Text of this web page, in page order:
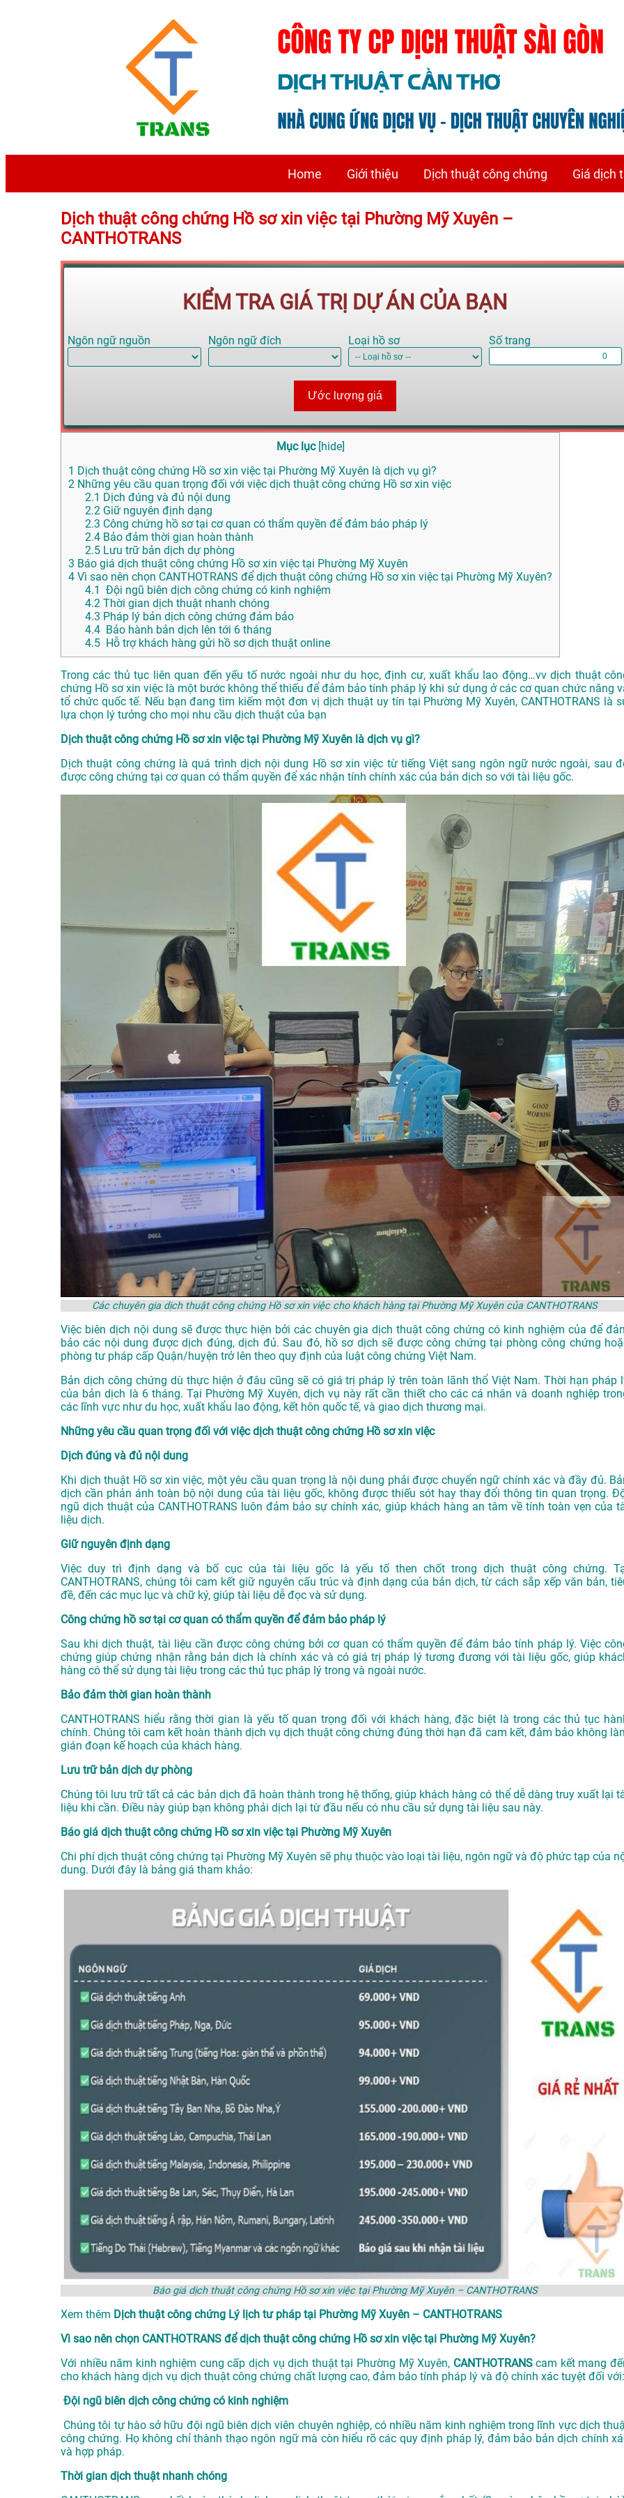
Home Giới thiệu Dịch thuật công chứng Giá dịch
Dịch thuật công chứng Hồ sơ xin việc tại Phường Mỹ Xuyên –
CANTHOTRANS
KIỂM TRA GIÁ TRỊ DỰ ÁN CỦA BẠN
Ngôn ngữ nguồn Ngôn ngữ đích Loại hồ sơ Số trang
Ước lượng giá
Mục lục [hide]
1 Dịch thuật công chứng Hồ sơ xin việc tại Phường Mỹ Xuyên là dịch vụ gì?
2 Những yêu cầu quan trọng đối với việc dịch thuật công chứng Hồ sơ xin việc
2.1 Dịch đúng và đủ nội dung
2.2 Giữ nguyên định dạng
2.3 Công chứng hồ sơ tại cơ quan có thẩm quyền để đảm bảo pháp lý
2.4 Bảo đảm thời gian hoàn thành
2.5 Lưu trữ bản dịch dự phòng
3 Báo giá dịch thuật công chứng Hồ sơ xin việc tại Phường Mỹ Xuyên
4 Vì sao nên chọn CANTHOTRANS để dịch thuật công chứng Hồ sơ xin việc tại Phường Mỹ Xuyên?
4.1
Đội ngũ biên dịch công chứng có kinh nghiệm
4.2 Thời gian dịch thuật nhanh chóng
4.3 Pháp lý bản dịch công chứng đảm bảo
4.4 Bảo hành bản dịch lên tới 6 tháng
4.5 Hỗ trợ khách hàng gửi hồ sơ dịch thuật online
Trong các thủ tục liên quan đến yếu tố nước ngoài như du học, định cư, xuất khẩu lao động…vv dịch thuật
chứng Hồ sơ xin việc là một bước không thể thiếu để đảm bảo tính pháp lý khi sử dụng ở các cơ quan chức năng
tổ chức quốc tế. Nếu bạn đang tìm kiếm một đơn vị dịch thuật uy tín tại Phường Mỹ Xuyên, CANTHOTRANS là
lựa chọn lý tưởng cho mọi nhu cầu dịch thuật của bạn
Dịch thuật công chứng Hồ sơ xin việc tại Phường Mỹ Xuyên là dịch vụ gì?
Dịch thuật công chứng là quá trình dịch nội dung Hồ sơ xin việc từ tiếng Việt sang ngôn ngữ nước ngoài, sau
được công chứng tại cơ quan có thẩm quyền để xác nhận tính chính xác của bản dịch so với tài liệu gốc.
Các chuyên gia dịch thuật công chứng Hồ sơ xin việc cho khách hàng tại Phường Mỹ Xuyên của CANTHOTRANS
Việc biên dịch nội dung sẽ được thực hiện bởi các chuyên gia dịch thuật công chứng có kinh nghiệm của để
bảo các nội dung được dịch đúng, dịch đủ. Sau đó, hồ sơ dịch sẽ được công chứng tại phòng công chứng
phòng tư pháp cấp Quận/huyện trở lên theo quy định của luật công chứng Việt Nam.
Bản dịch công chứng dù thực hiện ở đâu cũng sẽ có giá trị pháp lý trên toàn lãnh thổ Việt Nam. Thời hạn pháp
của bản dịch là 6 tháng. Tại Phường Mỹ Xuyên, dịch vụ này rất cần thiết cho các cá nhân và doanh nghiệp
các lĩnh vực như du học, xuất khẩu lao động, kết hôn quốc tế, và giao dịch thương mại.
Những yêu cầu quan trọng đối với việc dịch thuật công chứng Hồ sơ xin việc
Dịch đúng và đủ nội dung
Khi dịch thuật Hồ sơ xin việc, một yêu cầu quan trọng là nội dung phải được chuyển ngữ chính xác và đầy đủ.
dịch cần phản ánh toàn bộ nội dung của tài liệu gốc, không được thiếu sót hay thay đổi thông tin quan trọng.
ngũ dịch thuật của CANTHOTRANS luôn đảm bảo sự chính xác, giúp khách hàng an tâm về tính toàn vẹn của
liệu dịch.
Giữ nguyên định dạng
Việc duy trì định dạng và bố cục của tài liệu gốc là yếu tố then chốt trong dịch thuật công chứng.
CANTHOTRANS, chúng tôi cam kết giữ nguyên cấu trúc và định dạng của bản dịch, từ cách sắp xếp văn bản,
đề, đến các mục lục và chữ ký, giúp tài liệu dễ đọc và sử dụng.
Công chứng hồ sơ tại cơ quan có thẩm quyền để đảm bảo pháp lý
Sau khi dịch thuật, tài liệu cần được công chứng bởi cơ quan có thẩm quyền để đảm bảo tính pháp lý. Việc
chứng giúp chứng nhận rằng bản dịch là chính xác và có giá trị pháp lý tương đương với tài liệu gốc, giúp
hàng có thể sử dụng tài liệu trong các thủ tục pháp lý trong và ngoài nước.
Bảo đảm thời gian hoàn thành
CANTHOTRANS hiểu rằng thời gian là yếu tố quan trọng đối với khách hàng, đặc biệt là trong các thủ tục
chính. Chúng tôi cam kết hoàn thành dịch vụ dịch thuật công chứng đúng thời hạn đã cam kết, đảm bảo không
gián đoạn kế hoạch của khách hàng.
Lưu trữ bản dịch dự phòng
Chúng tôi lưu trữ tất cả các bản dịch đã hoàn thành trong hệ thống, giúp khách hàng có thể dễ dàng truy xuất lại
liệu khi cần. Điều này giúp bạn không phải dịch lại từ đầu nếu có nhu cầu sử dụng tài liệu sau này.
Báo giá dịch thuật công chứng Hồ sơ xin việc tại Phường Mỹ Xuyên
Chi phí dịch thuật công chứng tại Phường Mỹ Xuyên sẽ phụ thuộc vào loại tài liệu, ngôn ngữ và độ phức tạp của
dung. Dưới đây là bảng giá tham khảo:
Báo giá dịch thuật công chứng Hồ sơ xin việc tại Phường Mỹ Xuyên – CANTHOTRANS
Xem thêm Dịch thuật công chứng Lý lịch tư pháp tại Phường Mỹ Xuyên – CANTHOTRANS
Vì sao nên chọn CANTHOTRANS để dịch thuật công chứng Hồ sơ xin việc tại Phường Mỹ Xuyên?
Với nhiều năm kinh nghiệm cung cấp dịch vụdịch thuật tại Phường Mỹ Xuyên, CANTHOTRANScam kết mang
cho khách hàng dịch vụ dịch thuật công chứng chất lượng cao, đảm bảo tính pháp lý và độ chính xác tuyệt đối với:
Đội ngũ biên dịch công chứng có kinh nghiệm
Chúng tôi tự hào sở hữu đội ngũ biên dịch viên chuyên nghiệp, có nhiều năm kinh nghiệm trong lĩnh vực dịch
công chứng. Họ không chỉ thành thạo ngôn ngữ mà còn hiểu rõ các quy định pháp lý, đảm bảo bản dịch chính
và hợp pháp.
Thời gian dịch thuật nhanh chóng